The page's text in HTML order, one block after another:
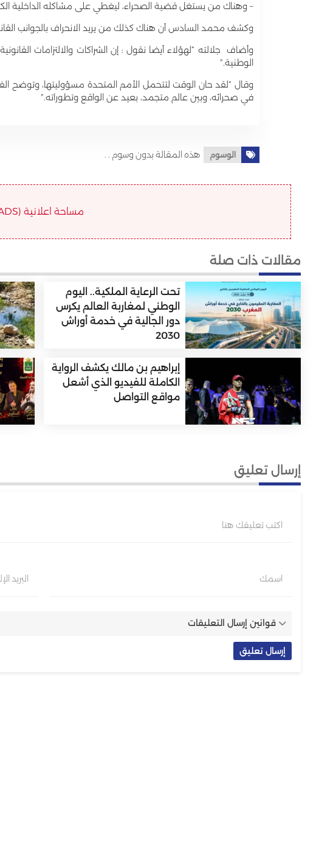
– وهناك من يستغل قضية الصحراء، ليغطي على مشاكله الداخلية
وكشف محمد السادس أن هناك كذلك من يريد الانحراف بالجوانب
وأضاف جلالته “لهؤلاء أيضا نقول : إن الشراكات والالتزامات
الوطنية.”
وقال “لقد حان الوقت لتتحمل الأمم المتحدة مسؤوليتها، وتوضح
في صحرائه، وبين عالم متجمد، بعيد عن الواقع وتطوراته.”
الوسوم هذه المقالة بدون وسوم . .
مساحة اعلانية (ADS)
مقالات ذات صلة
تحت الرعاية الملكية.. اليوم
الوطني لمغاربة العالم يكرس
دور الجالية في خدمة أوراش
2030
إبراهيم بن مالك يكشف الرواية
الكاملة للفيديو الذي أشعل
مواقع التواصل
إرسال تعليق
اكتب تعليقك هنا
اسمك البريد
قوانين إرسال التعليقات